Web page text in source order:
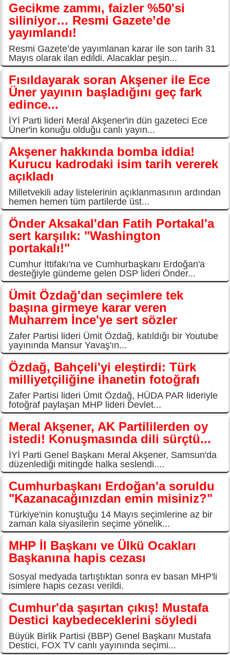
Gecikme zammı, faizler %50'si
siliniyor… Resmi Gazete’de
yayımlandı!
Resmi Gazete’de yayımlanan karar ile son tarih 31
Mayıs olarak ilan edildi. Alacaklar peşin...
Fısıldayarak soran Akşener ile Ece
Üner yayının başladığını geç fark
edince...
İYİ Parti lideri Meral Akşener'in dün gazeteci Ece
Üner'in konuğu olduğu canlı yayın...
Akşener hakkında bomba iddia!
Kurucu kadrodaki isim tarih vererek
açıkladı
Milletvekili aday listelerinin açıklanmasının ardından
hemen hemen tüm partilerde üst...
Önder Aksakal'dan Fatih Portakal'a
sert karşılık: "Washington
portakalı!"
Cumhur İttifakı'na ve Cumhurbaşkanı Erdoğan'a
desteğiyle gündeme gelen DSP lideri Önder...
Ümit Özdağ'dan seçimlere tek
başına girmeye karar veren
Muharrem İnce'ye sert sözler
Zafer Partisi lideri Ümit Özdağ, katıldığı bir Youtube
yayınında Mansur Yavaş'ın...
Özdağ, Bahçeli'yi eleştirdi: Türk
milliyetçiliğine ihanetin fotoğrafı
Zafer Partisi lideri Ümit Özdağ, HÜDA PAR lideriyle
fotoğraf paylaşan MHP lideri Devlet...
Meral Akşener, AK Partililerden oy
istedi! Konuşmasında dili sürçtü...
İYİ Parti Genel Başkanı Meral Akşener, Samsun'da
düzenlediği mitingde halka seslendi....
Cumhurbaşkanı Erdoğan'a soruldu
"Kazanacağınızdan emin misiniz?"
Türkiye'nin konuştuğu 14 Mayıs seçimlerine az bir
zaman kala siyasilerin seçime yönelik...
MHP İl Başkanı ve Ülkü Ocakları
Başkanına hapis cezası
Sosyal medyada tartıştıktan sonra ev basan MHP'li
isimlere hapis cezası verildi.
Cumhur'da şaşırtan çıkış! Mustafa
Destici kaybedeceklerini söyledi
Büyük Birlik Partisi (BBP) Genel Başkanı Mustafa
Destici, FOX TV canlı yayınında seçimi...